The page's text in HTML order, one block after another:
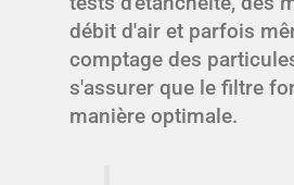
débit d'air et parfois
comptage des
s'assurer que le filtre
manière optimale.